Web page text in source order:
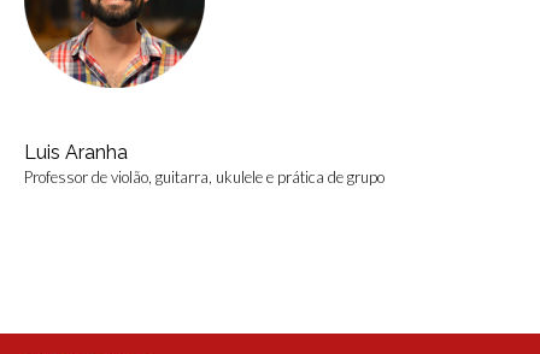
Luis Aranha
Professor de violão, guitarra, ukulele e prática de grupo